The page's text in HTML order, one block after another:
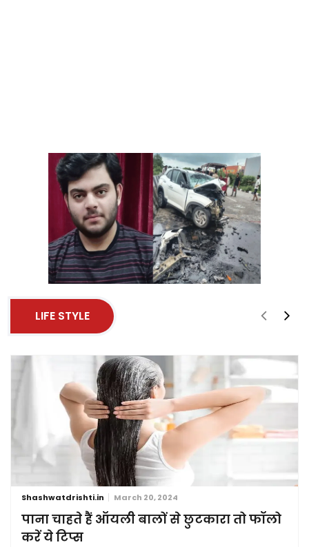
LIFE STYLE
Shashwatdrishti.in March 20, 2024
पाना चाहते हैं ऑयली बालों से छुटकारा तो फॉलो
करें ये टिप्स